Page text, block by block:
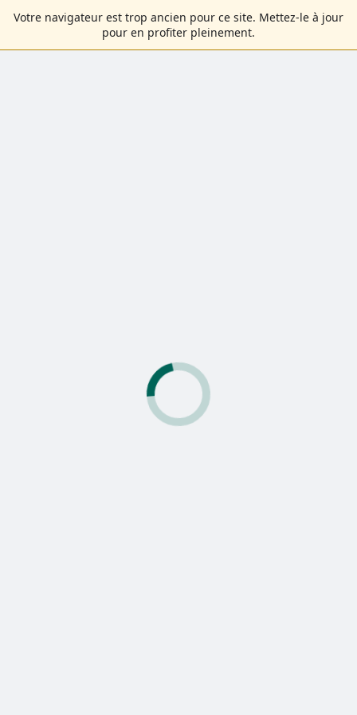
Votre navigateur est trop ancien pour ce site. Mettez-le à jour
pour en profiter pleinement.